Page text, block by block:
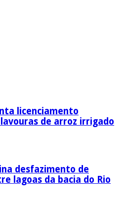
licenciamento
de arroz irrigado
desfazimento de
lagoas da bacia do Rio